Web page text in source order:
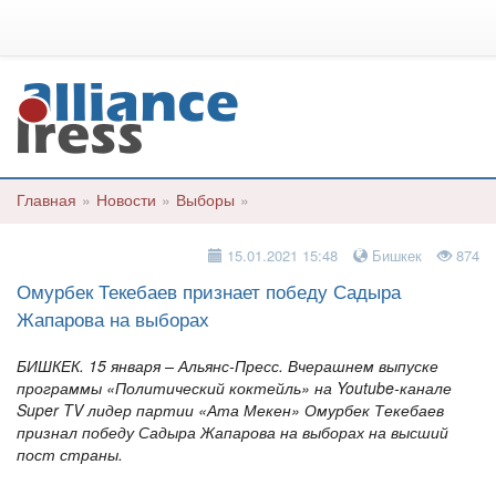
Главная » Новости » Выборы »
15.01.2021 15:48 Бишкек 874
Омурбек Текебаев признает победу Садыра
Жапарова на выборах
БИШКЕК. 15 января – Альянс-Пресс. Вчерашнем выпуске
программы «Политический коктейль» на Youtube-канале
Super TV лидер партии «Ата Мекен» Омурбек Текебаев
признал победу Садыра Жапарова на выборах на высший
пост страны.